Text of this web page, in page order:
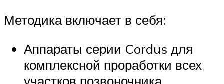
Методика включает в себя:
Аппараты серии Cordus для
комплексной проработки всех